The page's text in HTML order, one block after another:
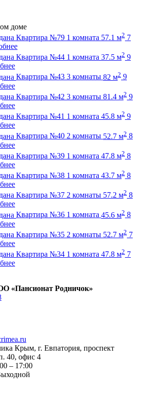
доме
Квартира №79 1 комната 57.1 м2 7
Квартира №44 1 комната 37.5 м2 9
Квартира №43 3 комнаты 82 м2 9
Квартира №42 3 комнаты 81.4 м2 9
Квартира №41 1 комната 45.8 м2 9
Квартира №40 2 комнаты 52.7 м2 8
Квартира №39 1 комната 47.8 м2 8
Квартира №38 1 комната 43.7 м2 8
Квартира №37 2 комнаты 57.2 м2 8
Квартира №36 1 комната 45.6 м2 8
Квартира №35 2 комнаты 52.7 м2 7
Квартира №34 1 комната 47.8 м2 7
«Пансионат Родничок»
Крым, г. Евпатория, проспект
40, офис 4
– 17:00